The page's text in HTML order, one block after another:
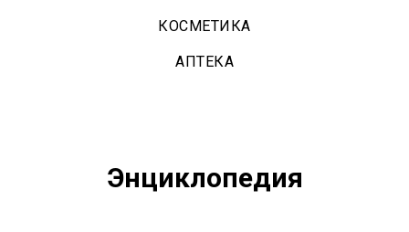
КОСМЕТИКА
АПТЕКА
Энциклопедия